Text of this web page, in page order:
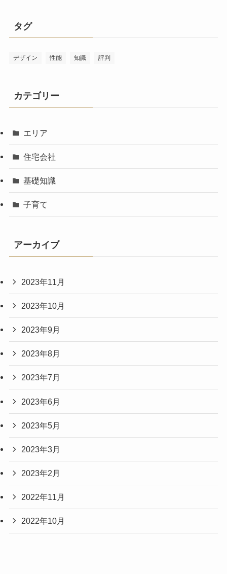
タグ
デザイン 性能 知識 評判
カテゴリー
エリア
住宅会社
基礎知識
子育て
アーカイブ
2023年11月
2023年10月
2023年9月
2023年8月
2023年7月
2023年6月
2023年5月
2023年3月
2023年2月
2022年11月
2022年10月